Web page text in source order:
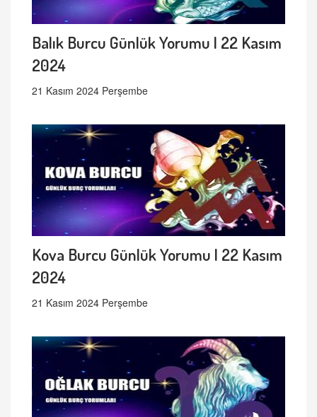
Balık Burcu Günlük Yorumu | 22 Kasım
2024
21 Kasım 2024 Perşembe
Kova Burcu Günlük Yorumu | 22 Kasım
2024
21 Kasım 2024 Perşembe